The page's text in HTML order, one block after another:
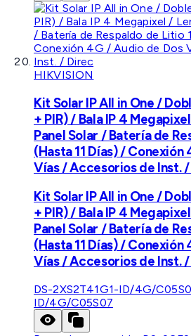
HIKVISION
Kit Solar IP All in One /
+ PIR) / Bala IP 4
Panel Solar / Batería de
(Hasta 11 Días) /
Vías / Accesorios de Inst.
Kit Solar IP All in One /
+ PIR) / Bala IP 4
Panel Solar / Batería de
(Hasta 11 Días) /
Vías / Accesorios de Inst.
DS-2XS2T41G1-ID/4G/
ID/4G/C05S07